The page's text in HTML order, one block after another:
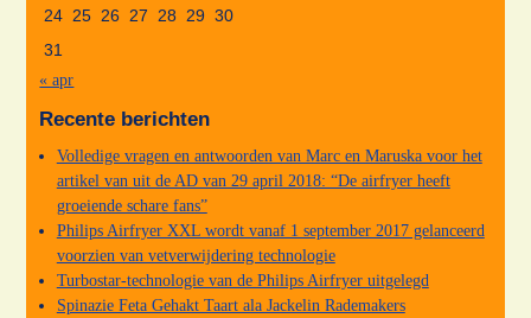
24 25 26 27 28 29 30
31
« apr
Recente berichten
Volledige vragen en antwoorden van Marc en Maruska voor het
artikel van uit de AD van 29 april 2018: “De airfryer heeft
groeiende schare fans”
Philips Airfryer XXL wordt vanaf 1 september 2017 gelanceerd
voorzien van vetverwijdering technologie
Turbostar-technologie van de Philips Airfryer uitgelegd
Spinazie Feta Gehakt Taart ala Jackelin Rademakers